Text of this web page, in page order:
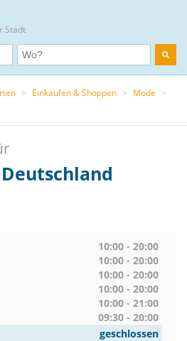
Stadt
> Einkaufen & Shoppen > Mode >
10:00 - 20:00
10:00 - 20:00
10:00 - 20:00
10:00 - 20:00
10:00 - 21:00
09:30 - 20:00
geschlossen